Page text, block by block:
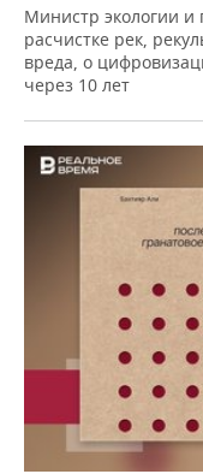
Министр экологии и
расчистке рек,
вреда, о
через 10 лет